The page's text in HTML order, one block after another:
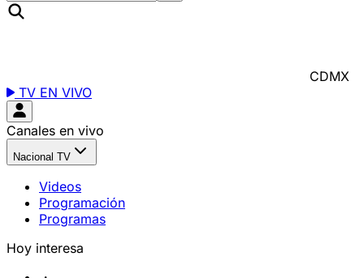
CDMX
TV EN VIVO
Canales en vivo
Nacional TV
Videos
Programación
Programas
Hoy interesa